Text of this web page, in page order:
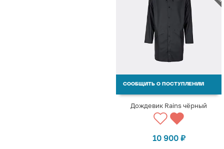
СООБЩИТЬ О ПОСТУПЛЕНИИ
Дождевик Rains чёрный
10 900 ₽